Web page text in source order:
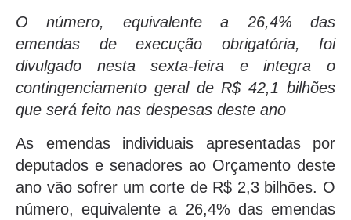
O número, equivalente a 26,4% das
emendas de execução obrigatória, foi
divulgado nesta sexta-feira e integra o
contingenciamento geral de R$ 42,1 bilhões
que será feito nas despesas deste ano
As emendas individuais apresentadas por
deputados e senadores ao Orçamento deste
ano vão sofrer um corte de R$ 2,3 bilhões. O
número, equivalente a 26,4% das emendas